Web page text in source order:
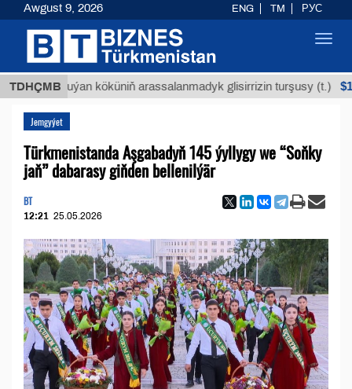
TDHÇMB
Buýan köküniň arassalanmadyk glisirrizin turşusy (t.)
Jemgyýet
Türkmenistanda Aşgabadyň 145 ýyllygy we “Soňky
jaň” dabarasy giňden bellenilýär
BT
12:21 25.05.2026
Awgust 9, 2026 ENG TM РУС